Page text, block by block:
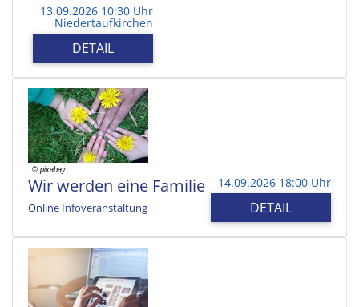
13.09.2026 10:30 Uhr
Niedertaufkirchen
DETAIL
Wir werden eine Familie
Online Infoveranstaltung
14.09.2026 18:00 Uhr
DETAIL